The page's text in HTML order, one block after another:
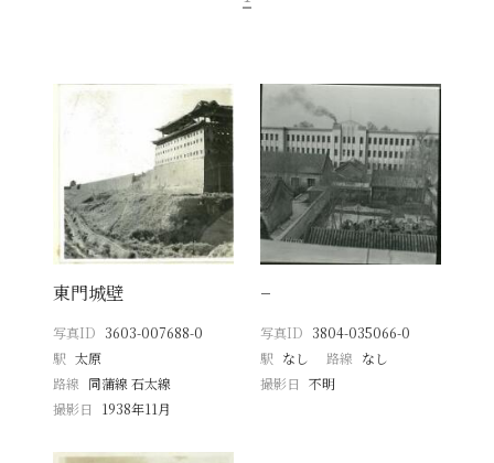
東門城壁
写真ID 3603-007688-0
駅 太原
路線 同蒲線 石太線
撮影日
1938年11月
−
写真ID 3804-035066-0
駅 なし 路線 なし
撮影日 不明